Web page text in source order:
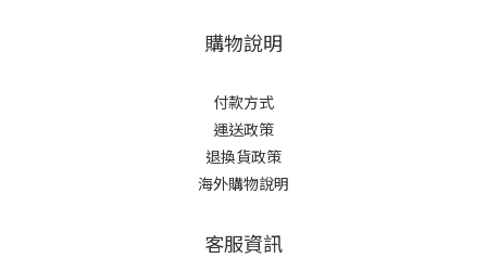
購物說明
付款方式
運送政策
退換貨政策
海外購物說明
客服資訊